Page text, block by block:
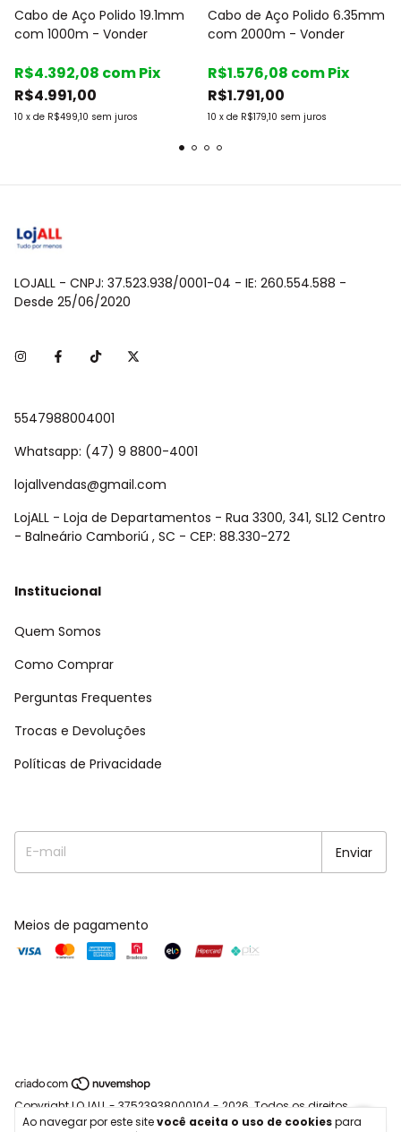
Ao navegar por este sitevocê aceita o uso de cookiespara
Cabo de Aço Polido 19.1mm
com 1000m - Vonder
R$4.991,00
10 x de R$499,10 sem juros
R$4.392,08 comPix
Cabo de Aço Polido 6.35mm
com 2000m - Vonder
R$1.791,00
10 x de R$179,10 sem juros
R$1.576,08 comPix
LOJALL - CNPJ: 37.523.938/0001-04 - IE: 260.554.588 -
Desde 25/06/2020
5547988004001
Whatsapp: (47) 9 8800-4001
lojallvendas@gmail.com
LojALL - Loja de Departamentos - Rua 3300, 341, SL12 Centro
- Balneário Camboriú , SC - CEP: 88.330-272
Institucional
Quem Somos
Como Comprar
Perguntas Frequentes
Trocas e Devoluções
Políticas de Privacidade
Meios de pagamento
Copyright LOJALL - 37523938000104 - 2026. Todos os direitos
reservados.